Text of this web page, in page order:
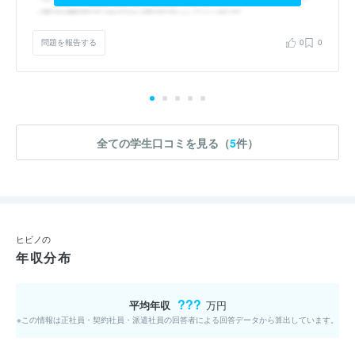
問題を報告する 0 0
全ての学生口コミを見る（5件）
ヒビノの
年収分布
平均年収 ??? 万円
※この情報は正社員・契約社員・派遣社員の回答者による回答データから算出しています。